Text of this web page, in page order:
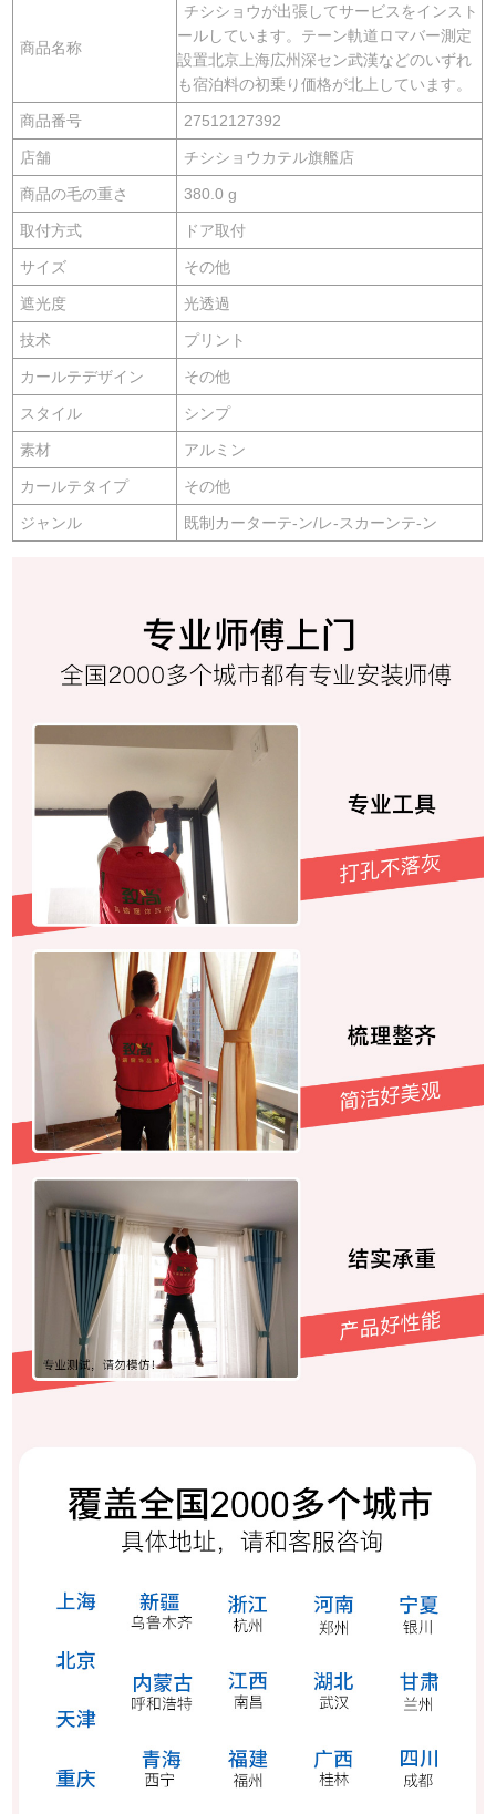
商品名称
チシショウが出張してサービスをインスト
ールしています。テーン軌道ロマバー測定
設置北京上海広州深セン武漢などのいずれ
も宿泊料の初乗り価格が北上しています。
商品番号 27512127392
店舗 チシショウカテル旗艦店
商品の毛の重さ 380.0 g
取付方式 ドア取付
サイズ その他
遮光度 光透過
技术 プリント
カールテデザイン その他
スタイル シンプ
素材 アルミン
カールテタイプ その他
ジャンル 既制カーターテ-ン/レ-スカーンテ-ン